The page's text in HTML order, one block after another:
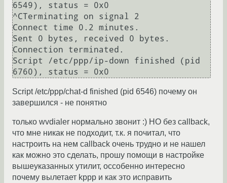
6549), status = 0x0
^CTerminating on signal 2
Connect time 0.2 minutes.
Sent 0 bytes, received 0 bytes.
Connection terminated.
Script /etc/ppp/ip-down finished (pid
Script /etc/ppp/chat-d finished (pid 6546) почему он
завершился - не понятно
только wvdialer нормально звонит :) НО без callback,
что мне никак не подходит, т.к. я почитал, что
настроить на нем callback очень трудно и не нашел
как можно это сделать, прошу помощи в настройке
вышеуказанных утилит, оссобенно интересно
почему вылетает kppp и как это исправить